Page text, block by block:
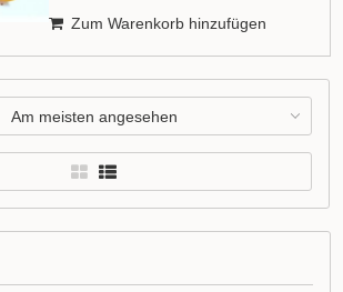
Zum Warenkorb hinzufügen
Am meisten angesehen